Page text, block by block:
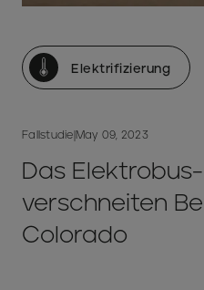
Elektrifizierung
Fallstudie May 09, 2023
Das
verschneiten
Colorado